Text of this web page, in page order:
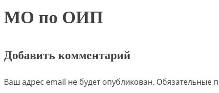
МО по ОИП
Добавить комментарий
Ваш адрес email не будет опубликован. Обязательные